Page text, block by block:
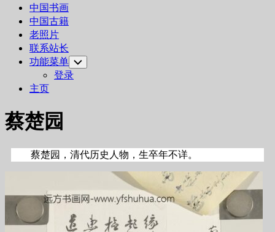
中国书画
中国古籍
老照片
联系站长
功能菜单 Toggle
Child
Menu
登录
主页
蔡楚园
蔡楚园，清代历史人物，生卒年不详。